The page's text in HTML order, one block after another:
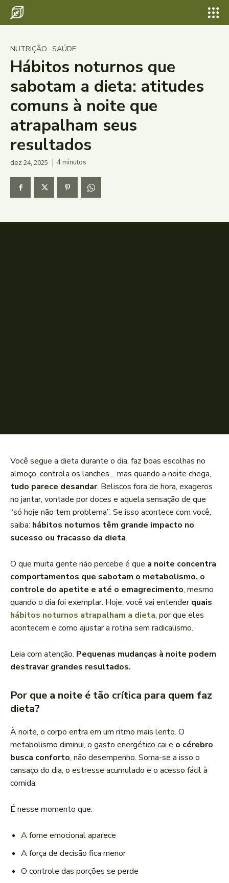
NUTRIÇÃO SAÚDE
Hábitos noturnos que
sabotam a dieta: atitudes
comuns à noite que
atrapalham seus
resultados
dez 24, 2025 4minutos
Você segue a dieta durante o dia, faz boas escolhas no
almoço, controla os lanches… mas quando a noite chega,
tudo parece desandar. Beliscos fora de hora, exageros
no jantar, vontade por doces e aquela sensação de que
“só hoje não tem problema”. Se isso acontece com você,
saiba: hábitos noturnos têm grande impacto no
sucesso ou fracasso da dieta.
O que muita gente não percebe é que a noite concentra
comportamentos que sabotam o metabolismo, o
controle do apetite e até o emagrecimento, mesmo
quando o dia foi exemplar. Hoje, você vai entenderquais
hábitos noturnos atrapalham a dieta, por que eles
acontecem e como ajustar a rotina sem radicalismo.
Leia com atenção. Pequenas mudanças à noite podem
destravar grandes resultados.
Por que a noite é tão crítica para quem faz
dieta?
À noite, o corpo entra em um ritmo mais lento. O
metabolismo diminui, o gasto energético cai e o cérebro
busca conforto, não desempenho. Soma-se a isso o
cansaço do dia, o estresse acumulado e o acesso fácil à
comida.
É nesse momento que:
A fome emocional aparece
A força de decisão fica menor
O controle das porções se perde